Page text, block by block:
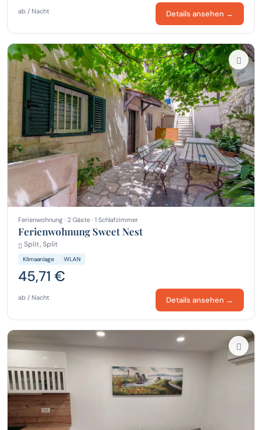
ab / Nacht Details ansehen →
Ferienwohnung · 2 Gäste · 1 Schlafzimmer
Ferienwohnung Sweet Nest
Split, Split
Klimaanlage WLAN
45,71 €
ab / Nacht Details ansehen →